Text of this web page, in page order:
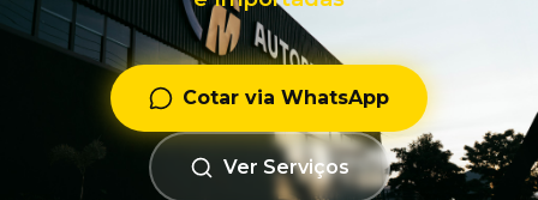
Cotar via WhatsApp
Ver Serviços